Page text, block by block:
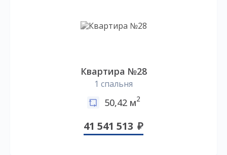
Квартира №28
1 спальня
50,42 м2
41 541 513